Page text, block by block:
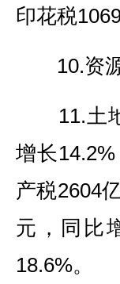
印花税
10.资源
11.土地
增长
产税2604
元，同比
18.6%。